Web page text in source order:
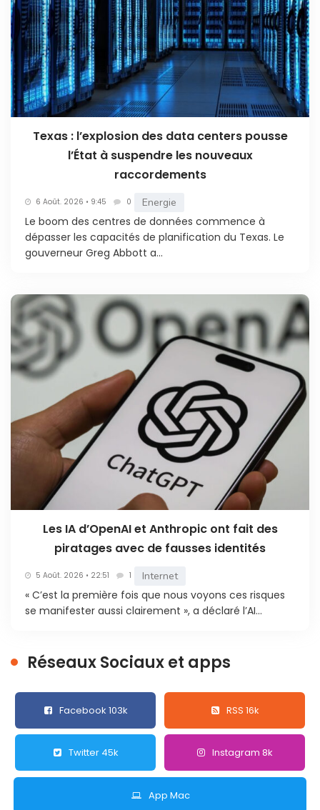
Texas : l’explosion des data centers pousse
l’État à suspendre les nouveaux
raccordements
6 Août. 2026 • 9:45 0 Energie
Le boom des centres de données commence à
dépasser les capacités de planification du Texas. Le
gouverneur Greg Abbott a...
Les IA d’OpenAI et Anthropic ont fait des
piratages avec de fausses identités
5 Août. 2026 • 22:51 1 Internet
« C’est la première fois que nous voyons ces risques
se manifester aussi clairement », a déclaré l’AI...
Réseaux Sociaux et apps
Facebook 103k RSS 16k
Twitter 45k Instagram 8k
App Mac